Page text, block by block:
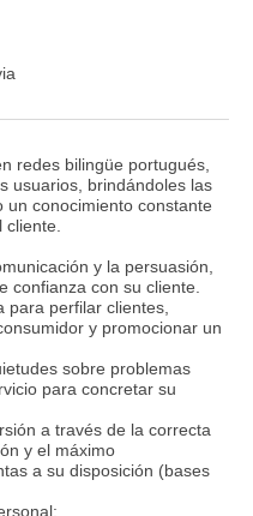
redes bilingüe portugués,
usuarios, brindándoles las
un conocimiento constante
y la persuasión,
confianza con su cliente.
para perfilar clientes,
y promocionar un
sobre problemas
para concretar su
a través de la correcta
y el máximo
a su disposición (bases